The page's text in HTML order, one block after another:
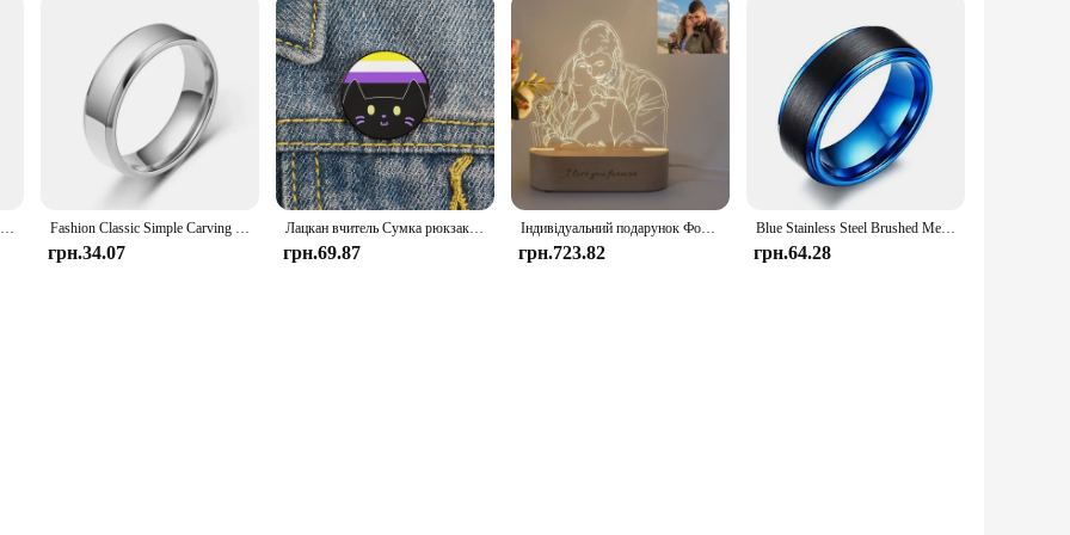
Індивідуальне кільце чемпіона середнього та високого класу Персоналізована копія пам'ятного кільця Fashion Classic Simple Carving Logo Name Jewelry Personalized Men's and Women's Rings Customized Anniversary Jewelry Gifts
грн.34.07
Лацкан вчитель Сумка рюкзаки Значок Мультфільм подарунок Сосна Брошка для жінок Non Binary Pride cat Pins Custom cute Pines Shirt
грн.69.87
Індивідуальний подарунок Фото 3D-лампа Індивідуальний подарунок на річницю весілля, день Святого Валентина, нічник, зображення, гравіювання тексту, подарунок
грн.723.82
Blue Stainless Steel Brushed Men's Ring Custom Name Date Classic High Quality Jewelry Party Souvenir Gift
грн.64.28